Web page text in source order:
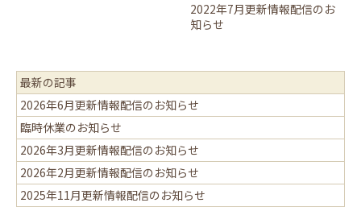
2022年7月更新情報配信のお
知らせ
最新の記事
2026年6月更新情報配信のお知らせ
臨時休業のお知らせ
2026年3月更新情報配信のお知らせ
2026年2月更新情報配信のお知らせ
2025年11月更新情報配信のお知らせ